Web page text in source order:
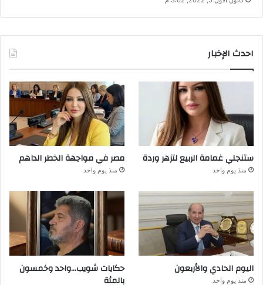
احدث الإخبار
ستنجلي غمامة الربيع لتزهر وردة
منذ يوم واحد
مصر في مواجهة الخطر الداهم
منذ يوم واحد
اليوم الحادي والأربعون
منذ يوم واحد
حكايات شويب…واحد وخمسون
بالمئة